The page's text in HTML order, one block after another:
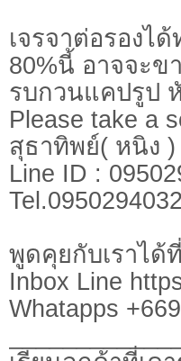
เจรจาต่อรองไ
80%นี้ อาจจะข
รบกวนแคปรูป
Please take a
สุธาทิพย์( หนิง )
Line ID :
พูดคุยกับเราได้ที่
Inbox Line
Whatapps